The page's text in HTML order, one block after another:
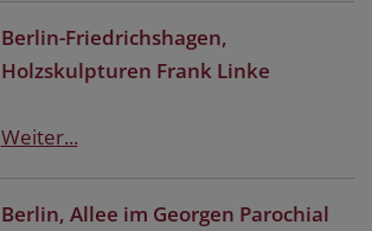
Berlin-Friedrichshagen,
Holzskulpturen Frank Linke
Weiter...
Berlin, Allee im Georgen Parochial